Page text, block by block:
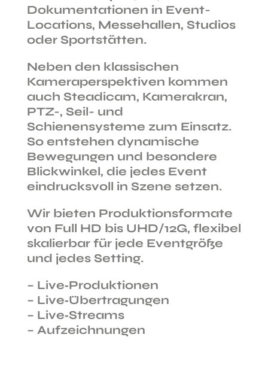
Dokumentationen in Event-
Locations, Messehallen, Studios
oder Sportstätten.
Neben den klassischen
Kameraperspektiven kommen
auch Steadicam, Kamerakran,
PTZ-, Seil- und
Schienensysteme zum Einsatz.
So entstehen dynamische
Bewegungen und besondere
Blickwinkel, die jedes Event
eindrucksvoll in Szene setzen.
Wir bieten Produktionsformate
von Full HD bis UHD/12G, flexibel
skalierbar für jede Eventgröße
und jedes Setting.
– Live‑Produktionen
– Live‑Übertragungen
– Live‑Streams
– Aufzeichnungen